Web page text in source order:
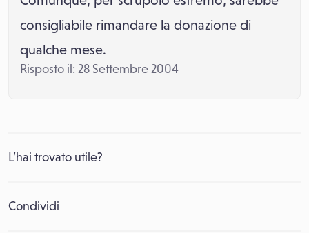
consigliabile rimandare la donazione di
qualche mese.
Risposto il: 28 Settembre 2004
L’hai trovato utile?
Condividi